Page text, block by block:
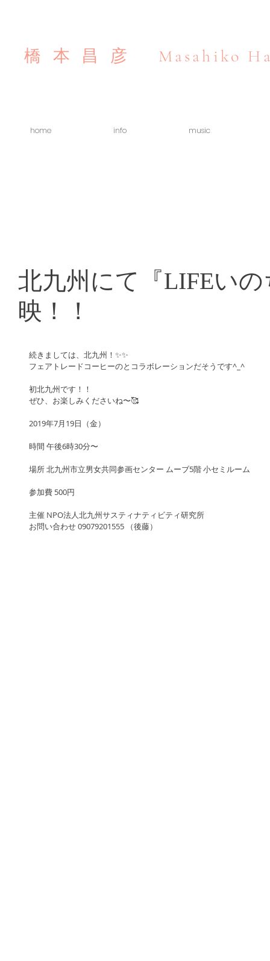
橋本昌彦 Masahiko
home info music
北九州にて『LIFEい
映！！
続きましては、北九州！✨✨
フェアトレードコーヒーのとコラボレーションだそうです^_^
初北九州です！！
ぜひ、お楽しみくださいね〜🥰
2019年7月19日（金）
時間 午後6時30分〜
場所 北九州市立男女共同参画センター ムーブ5階 小セミルーム
参加費 500円
主催 NPO法人北九州サスティナティビティ研究所
お問い合わせ 09079201555 （後藤）